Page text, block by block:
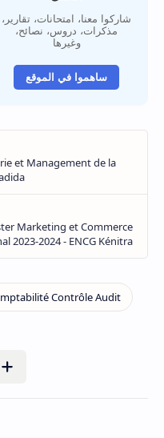
شاركوا معنا، امتحانات، تقارير،
مذكرات، دروس، نصائح،
وغيرها
ساهموا في الموقع